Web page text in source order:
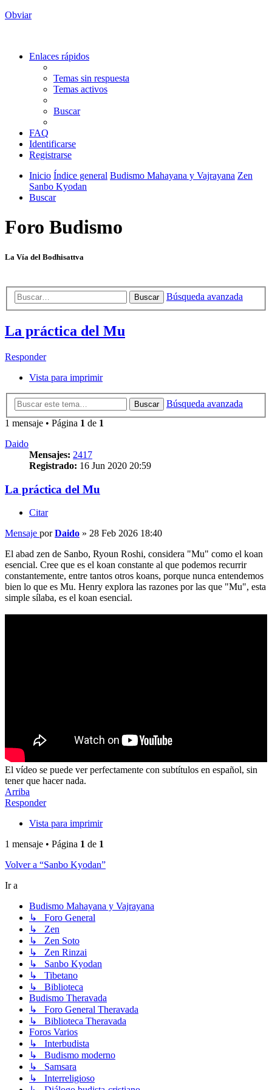
Obviar
Enlaces rápidos
Temas sin respuesta
Temas activos
Buscar
FAQ
Identificarse
Registrarse
Inicio Índice general Budismo Mahayana y Vajrayana Zen
Sanbo Kyodan
Buscar
Foro Budismo
La Vía del Bodhisattva
Buscar Búsqueda avanzada
La práctica del Mu
Responder
Vista para imprimir
Buscar
Búsqueda avanzada
1 mensaje • Página 1 de 1
Daido
Mensajes: 2417
Registrado: 16 Jun 2020 20:59
La práctica del Mu
Citar
Mensaje porDaido » 28 Feb 2026 18:40
El abad zen de Sanbo, Ryoun Roshi, considera "Mu" como el koan
esencial. Cree que es el koan constante al que podemos recurrir
constantemente, entre tantos otros koans, porque nunca entendemos
bien lo que es Mu. Henry explora las razones por las que "Mu", esta
simple sílaba, es el koan esencial.
El vídeo se puede ver perfectamente con subtítulos en español, sin
tener que hacer nada.
Arriba
Responder
Vista para imprimir
1 mensaje • Página 1 de 1
Volver a “Sanbo Kyodan”
Ir a
Budismo Mahayana y Vajrayana
↳ Foro General
↳ Zen
↳ Zen Soto
↳ Zen Rinzai
↳ Sanbo Kyodan
↳ Tibetano
↳ Biblioteca
Budismo Theravada
↳ Foro General Theravada
↳ Biblioteca Theravada
Foros Varios
↳ Interbudista
↳ Budismo moderno
↳ Samsara
↳ Interreligioso